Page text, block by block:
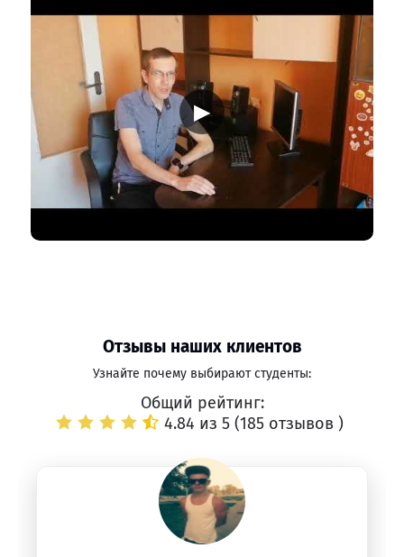
▶
Отзывы наших клиентов
Узнайте почему выбирают студенты:
Общий рейтинг:
4.84 из 5 (185 отзывов )